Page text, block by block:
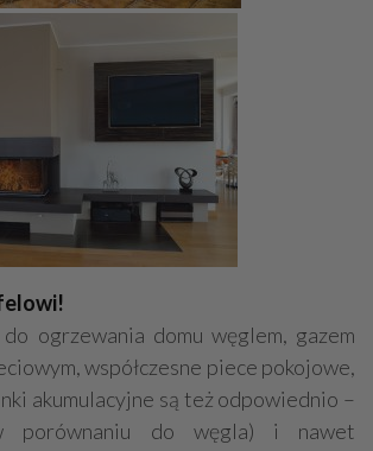
ogrzewania domu węglem, gazem
współczesne piece pokojowe,
akumulacyjne są też odpowiednio –
porównaniu do węgla) i nawet